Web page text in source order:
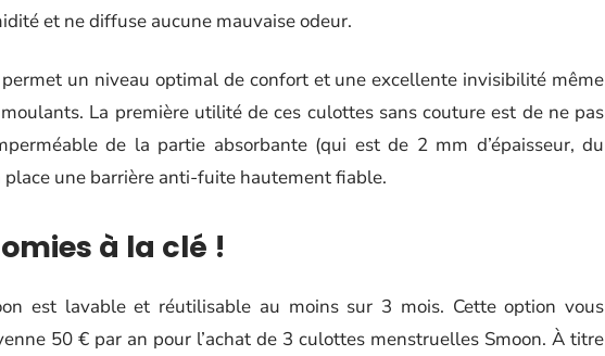
et ne diffuse aucune mauvaise odeur.
un niveau optimal de confort et une excellente invisibilité même
La première utilité de ces culottes sans couture est de ne pas
de la partie absorbante (qui est de 2 mm d’épaisseur, du
place une barrière anti-fuite hautement fiable.
à la clé !
est lavable et réutilisable au moins sur 3 mois. Cette option vous
50 € par an pour l’achat de 3 culottes menstruelles Smoon. À titre